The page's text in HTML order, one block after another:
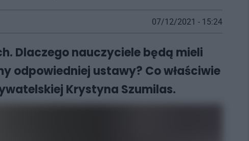
07/12/2021 - 15:24
Dlaczego nauczyciele będą mieli
odpowiedniej ustawy? Co właściwie
Krystyna Szumilas.